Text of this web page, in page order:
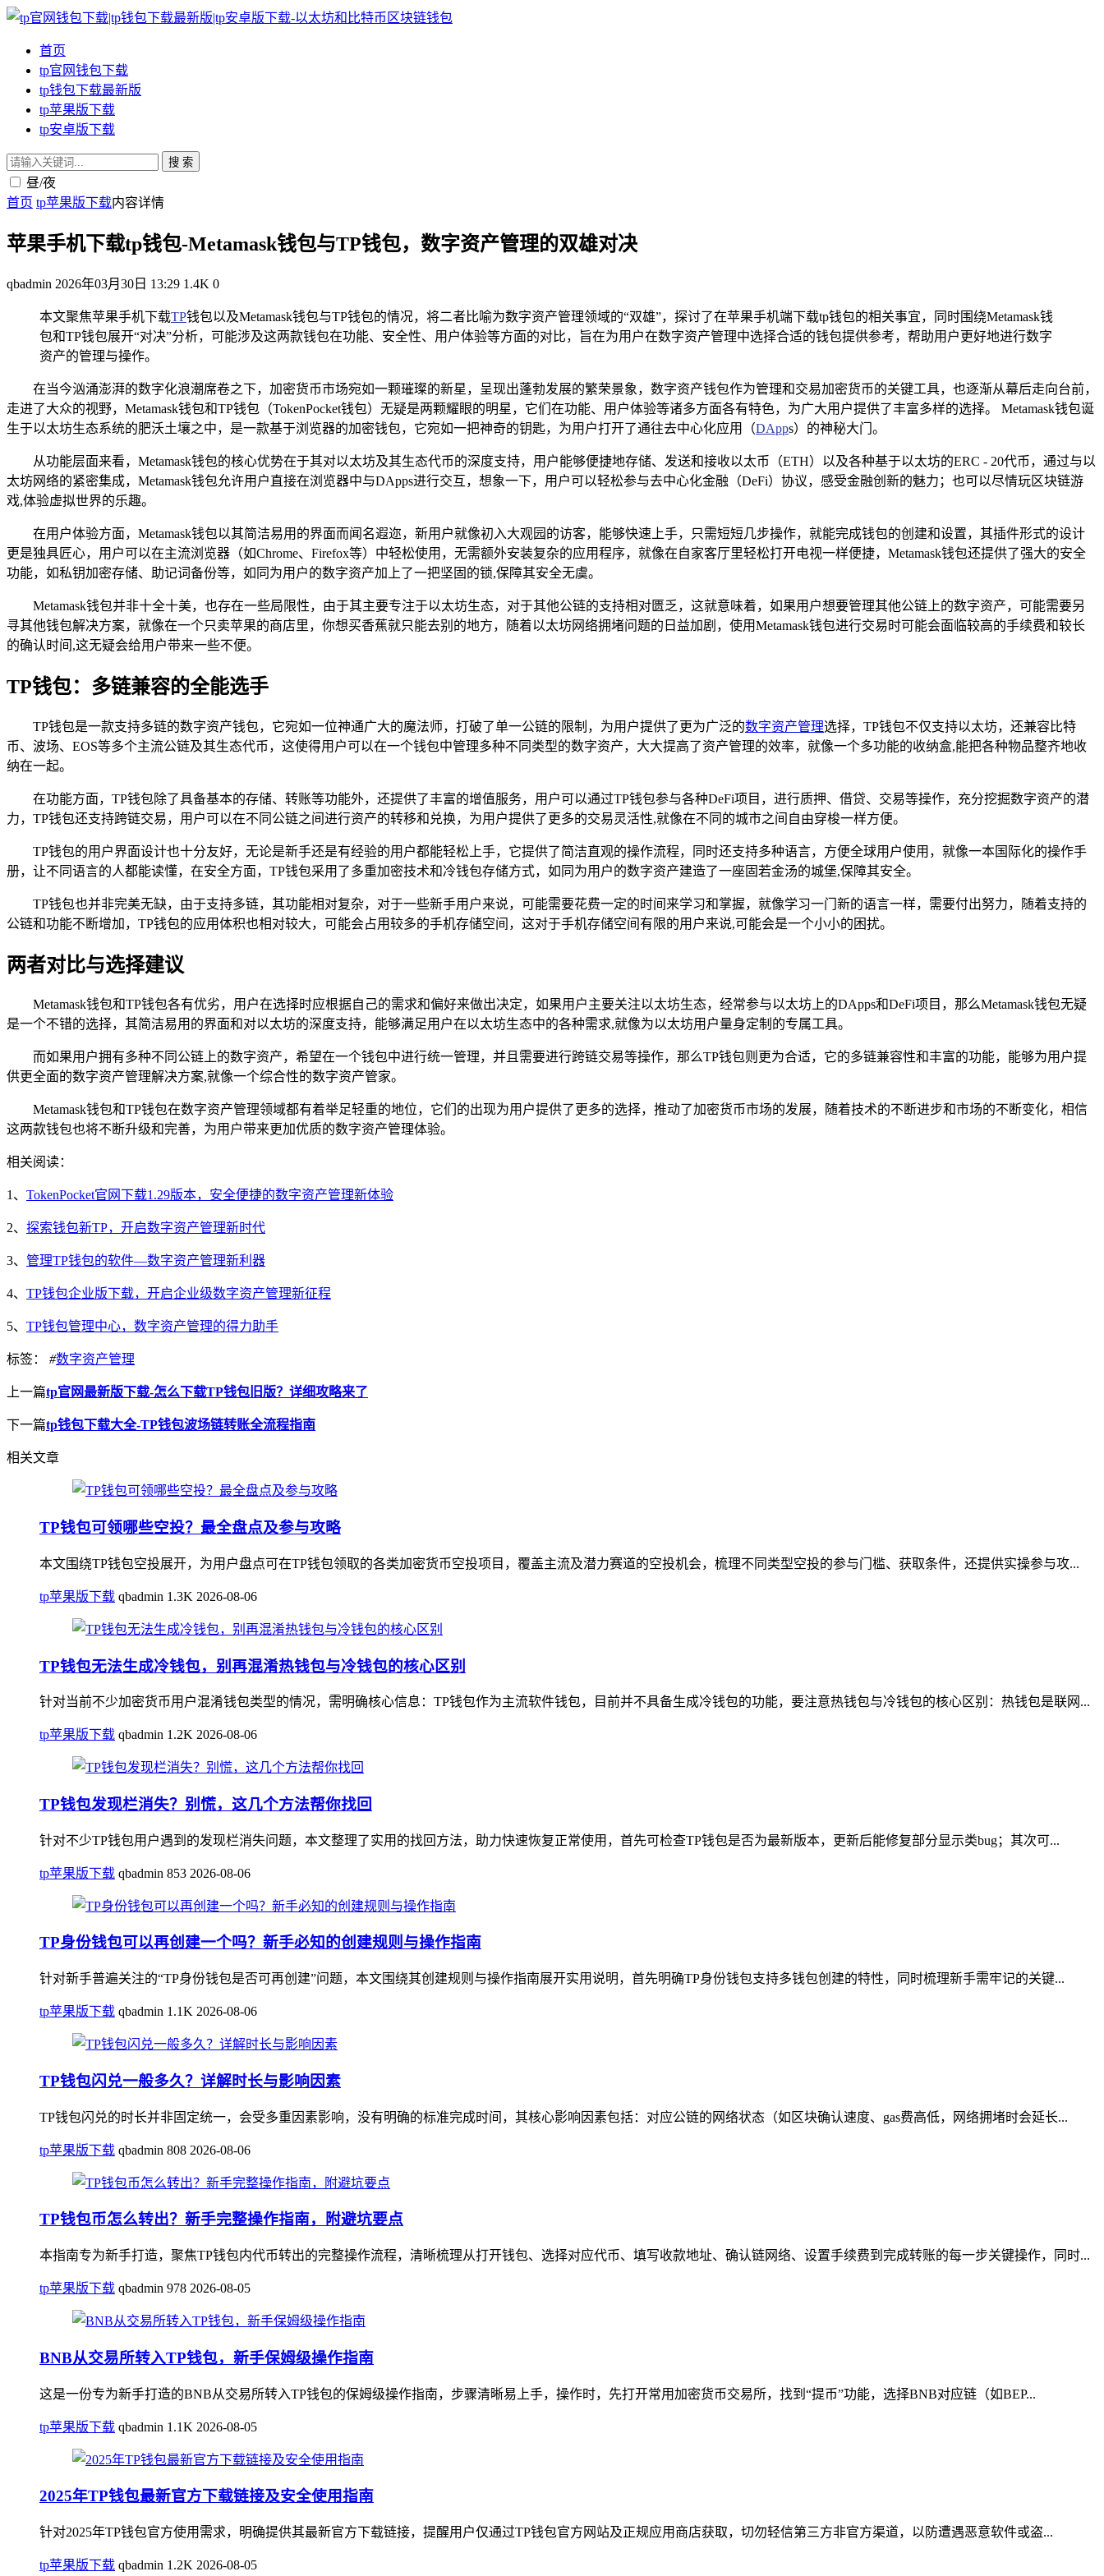
首页
tp官网钱包下载
tp钱包下载最新版
tp苹果版下载
tp安卓版下载
搜 索
昼/夜
首页 tp苹果版下载内容详情
苹果手机下载tp钱包-Metamask钱包与TP钱包，数字资产管理的双雄对决
qbadmin 2026年03月30日 13:29 1.4K 0
本文聚焦苹果手机下载TP钱包以及Metamask钱包与TP钱包的情况，将二者比喻为数字资产管理领域的“双雄”，探讨了在苹果手机端下载tp钱包的相关事宜，同时围绕Metamask钱
包和TP钱包展开“对决”分析，可能涉及这两款钱包在功能、安全性、用户体验等方面的对比，旨在为用户在数字资产管理中选择合适的钱包提供参考，帮助用户更好地进行数字
资产的管理与操作。
在当今汹涌澎湃的数字化浪潮席卷之下，加密货币市场宛如一颗璀璨的新星，呈现出蓬勃发展的繁荣景象，数字资产钱包作为管理和交易加密货币的关键工具，也逐渐从幕后走向台前，
走进了大众的视野，Metamask钱包和TP钱包（TokenPocket钱包）无疑是两颗耀眼的明星，它们在功能、用户体验等诸多方面各有特色，为广大用户提供了丰富多样的选择。 Metamask钱包诞
生于以太坊生态系统的肥沃土壤之中，是一款基于浏览器的加密钱包，它宛如一把神奇的钥匙，为用户打开了通往去中心化应用（DApps）的神秘大门。
从功能层面来看，Metamask钱包的核心优势在于其对以太坊及其生态代币的深度支持，用户能够便捷地存储、发送和接收以太币（ETH）以及各种基于以太坊的ERC - 20代币，通过与以
太坊网络的紧密集成，Metamask钱包允许用户直接在浏览器中与DApps进行交互，想象一下，用户可以轻松参与去中心化金融（DeFi）协议，感受金融创新的魅力；也可以尽情玩区块链游
戏,体验虚拟世界的乐趣。
在用户体验方面，Metamask钱包以其简洁易用的界面而闻名遐迩，新用户就像初入大观园的访客，能够快速上手，只需短短几步操作，就能完成钱包的创建和设置，其插件形式的设计
更是独具匠心，用户可以在主流浏览器（如Chrome、Firefox等）中轻松使用，无需额外安装复杂的应用程序，就像在自家客厅里轻松打开电视一样便捷，Metamask钱包还提供了强大的安全
功能，如私钥加密存储、助记词备份等，如同为用户的数字资产加上了一把坚固的锁,保障其安全无虞。
Metamask钱包并非十全十美，也存在一些局限性，由于其主要专注于以太坊生态，对于其他公链的支持相对匮乏，这就意味着，如果用户想要管理其他公链上的数字资产，可能需要另
寻其他钱包解决方案，就像在一个只卖苹果的商店里，你想买香蕉就只能去别的地方，随着以太坊网络拥堵问题的日益加剧，使用Metamask钱包进行交易时可能会面临较高的手续费和较长
的确认时间,这无疑会给用户带来一些不便。
TP钱包：多链兼容的全能选手
TP钱包是一款支持多链的数字资产钱包，它宛如一位神通广大的魔法师，打破了单一公链的限制，为用户提供了更为广泛的数字资产管理选择，TP钱包不仅支持以太坊，还兼容比特
币、波场、EOS等多个主流公链及其生态代币，这使得用户可以在一个钱包中管理多种不同类型的数字资产，大大提高了资产管理的效率，就像一个多功能的收纳盒,能把各种物品整齐地收
纳在一起。
在功能方面，TP钱包除了具备基本的存储、转账等功能外，还提供了丰富的增值服务，用户可以通过TP钱包参与各种DeFi项目，进行质押、借贷、交易等操作，充分挖掘数字资产的潜
力，TP钱包还支持跨链交易，用户可以在不同公链之间进行资产的转移和兑换，为用户提供了更多的交易灵活性,就像在不同的城市之间自由穿梭一样方便。
TP钱包的用户界面设计也十分友好，无论是新手还是有经验的用户都能轻松上手，它提供了简洁直观的操作流程，同时还支持多种语言，方便全球用户使用，就像一本国际化的操作手
册，让不同语言的人都能读懂，在安全方面，TP钱包采用了多重加密技术和冷钱包存储方式，如同为用户的数字资产建造了一座固若金汤的城堡,保障其安全。
TP钱包也并非完美无缺，由于支持多链，其功能相对复杂，对于一些新手用户来说，可能需要花费一定的时间来学习和掌握，就像学习一门新的语言一样，需要付出努力，随着支持的
公链和功能不断增加，TP钱包的应用体积也相对较大，可能会占用较多的手机存储空间，这对于手机存储空间有限的用户来说,可能会是一个小小的困扰。
两者对比与选择建议
Metamask钱包和TP钱包各有优劣，用户在选择时应根据自己的需求和偏好来做出决定，如果用户主要关注以太坊生态，经常参与以太坊上的DApps和DeFi项目，那么Metamask钱包无疑
是一个不错的选择，其简洁易用的界面和对以太坊的深度支持，能够满足用户在以太坊生态中的各种需求,就像为以太坊用户量身定制的专属工具。
而如果用户拥有多种不同公链上的数字资产，希望在一个钱包中进行统一管理，并且需要进行跨链交易等操作，那么TP钱包则更为合适，它的多链兼容性和丰富的功能，能够为用户提
供更全面的数字资产管理解决方案,就像一个综合性的数字资产管家。
Metamask钱包和TP钱包在数字资产管理领域都有着举足轻重的地位，它们的出现为用户提供了更多的选择，推动了加密货币市场的发展，随着技术的不断进步和市场的不断变化，相信
这两款钱包也将不断升级和完善，为用户带来更加优质的数字资产管理体验。
相关阅读：
1、 TokenPocket官网下载1.29版本，安全便捷的数字资产管理新体验
2、 探索钱包新TP，开启数字资产管理新时代
3、 管理TP钱包的软件—数字资产管理新利器
4、 TP钱包企业版下载，开启企业级数字资产管理新征程
5、 TP钱包管理中心，数字资产管理的得力助手
标签： #数字资产管理
上一篇tp官网最新版下载-怎么下载TP钱包旧版？详细攻略来了
下一篇tp钱包下载大全-TP钱包波场链转账全流程指南
相关文章
TP钱包可领哪些空投？最全盘点及参与攻略
本文围绕TP钱包空投展开，为用户盘点可在TP钱包领取的各类加密货币空投项目，覆盖主流及潜力赛道的空投机会，梳理不同类型空投的参与门槛、获取条件，还提供实操参与攻...
tp苹果版下载 qbadmin 1.3K 2026-08-06
TP钱包无法生成冷钱包，别再混淆热钱包与冷钱包的核心区别
针对当前不少加密货币用户混淆钱包类型的情况，需明确核心信息：TP钱包作为主流软件钱包，目前并不具备生成冷钱包的功能，要注意热钱包与冷钱包的核心区别：热钱包是联网...
tp苹果版下载 qbadmin 1.2K 2026-08-06
TP钱包发现栏消失？别慌，这几个方法帮你找回
针对不少TP钱包用户遇到的发现栏消失问题，本文整理了实用的找回方法，助力快速恢复正常使用，首先可检查TP钱包是否为最新版本，更新后能修复部分显示类bug；其次可...
tp苹果版下载 qbadmin 853 2026-08-06
TP身份钱包可以再创建一个吗？新手必知的创建规则与操作指南
针对新手普遍关注的“TP身份钱包是否可再创建”问题，本文围绕其创建规则与操作指南展开实用说明，首先明确TP身份钱包支持多钱包创建的特性，同时梳理新手需牢记的关键...
tp苹果版下载 qbadmin 1.1K 2026-08-06
TP钱包闪兑一般多久？详解时长与影响因素
TP钱包闪兑的时长并非固定统一，会受多重因素影响，没有明确的标准完成时间，其核心影响因素包括：对应公链的网络状态（如区块确认速度、gas费高低，网络拥堵时会延长...
tp苹果版下载 qbadmin 808 2026-08-06
TP钱包币怎么转出？新手完整操作指南，附避坑要点
本指南专为新手打造，聚焦TP钱包内代币转出的完整操作流程，清晰梳理从打开钱包、选择对应代币、填写收款地址、确认链网络、设置手续费到完成转账的每一步关键操作，同时...
tp苹果版下载 qbadmin 978 2026-08-05
BNB从交易所转入TP钱包，新手保姆级操作指南
这是一份专为新手打造的BNB从交易所转入TP钱包的保姆级操作指南，步骤清晰易上手，操作时，先打开常用加密货币交易所，找到“提币”功能，选择BNB对应链（如BEP...
tp苹果版下载 qbadmin 1.1K 2026-08-05
2025年TP钱包最新官方下载链接及安全使用指南
针对2025年TP钱包官方使用需求，明确提供其最新官方下载链接，提醒用户仅通过TP钱包官方网站及正规应用商店获取，切勿轻信第三方非官方渠道，以防遭遇恶意软件或盗...
tp苹果版下载 qbadmin 1.2K 2026-08-05